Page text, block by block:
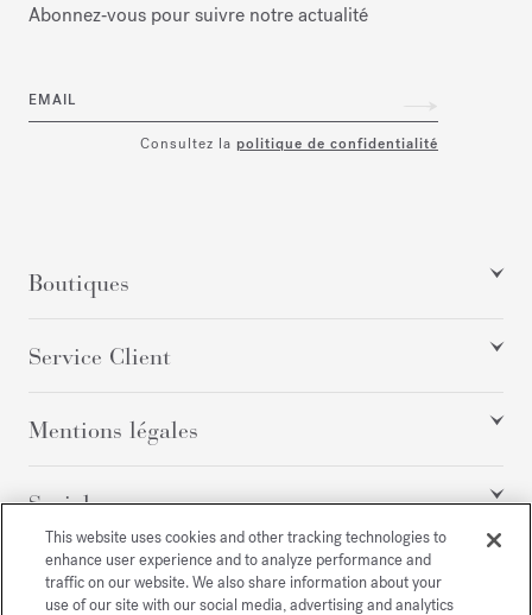
Abonnez‑vous pour suivre notre actualité
EMAIL
Consultez la politique de confidentialité
Boutiques
Service Client
Mentions légales
Social
Tous droits réservés
This website uses cookies and other tracking technologies to
enhance user experience and to analyze performance and
traffic on our website. We also share information about your
use of our site with our social media, advertising and analytics